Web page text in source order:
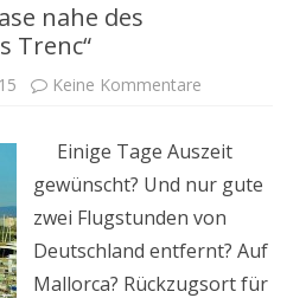
nahe des
Trenc“
Keine Kommentare
nahe
des
„Es
Trenc“
Einige Tage Auszeit
gewünscht? Und nur gute
zwei Flugstunden von
Deutschland entfernt? Auf
Mallorca? Rückzugsort für